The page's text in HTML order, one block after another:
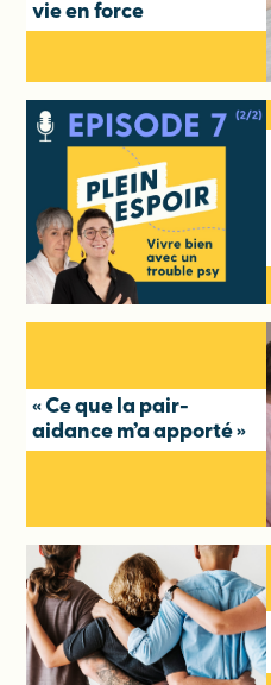
vie en force
« Ce que la pair-
aidance m’a apporté »